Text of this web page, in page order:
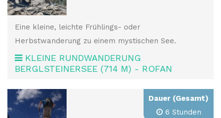
Eine kleine, leichte Frühlings- oder
Herbstwanderung zu einem mystischen See.
KLEINE RUNDWANDERUNG
BERGLSTEINERSEE (714 M) - ROFAN
Dauer (Gesamt)
6 Stunden